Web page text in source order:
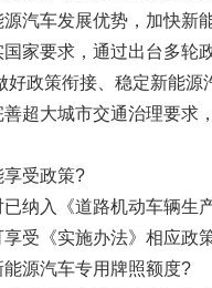
汽车发展优势，加快新
国家要求，通过出台多
好政策衔接、稳定新能
超大城市交通治理要求
享受政策?
已纳入《道路机动车辆
受《实施办法》相应政
源汽车专用牌照额度?